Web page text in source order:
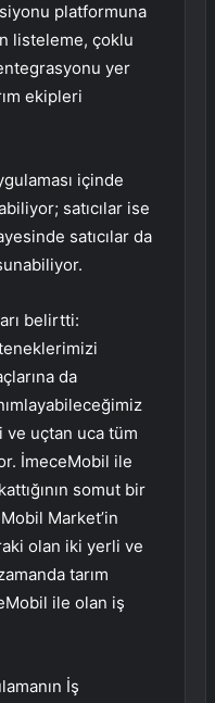
platformuna
listeleme, çoklu
yer
ekipleri
içinde
satıcılar ise
satıcılar da
belirtti:
da
ve uçtan uca tüm
İmeceMobil ile
somut bir
Market’in
olan iki yerli ve
tarım
ile olan iş
İş